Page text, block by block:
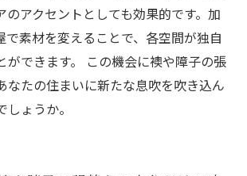
のアクセントとしても効果的です。加
で素材を変えることで、各空間が独自
ができます。 この機会に襖や障子の張
なたの住まいに新たな息吹を吹き込ん
ょうか。